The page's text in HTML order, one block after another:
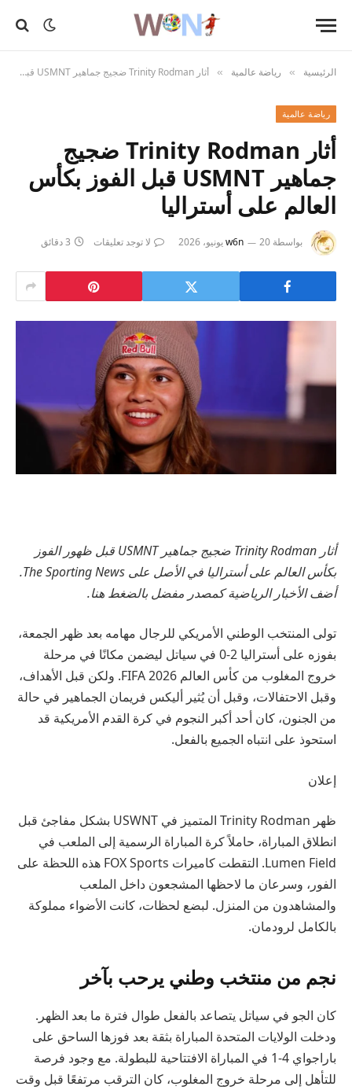
الرئيسية » رياضة عالمية » أثار Trinity Rodman ضجيج جماهير USMNT قبل الفوز بكأس العالم على أستراليا
رياضة عالمية
أثار Trinity Rodman ضجيج
جماهير USMNT قبل الفوز بكأس
العالم على أستراليا
بواسطة w6n 20 يونيو، 2026 لا توجد تعليقات 3 دقائق
أثار Trinity Rodman ضجيج جماهير USMNT قبل ظهور الفوز
بكأس العالم على أستراليا في الأصل على The Sporting News.
أضف الأخبار الرياضية كمصدر مفضل بالضغط هنا.
تولى المنتخب الوطني الأمريكي للرجال مهامه بعد ظهر الجمعة،
بفوزه على أستراليا 2-0 في سياتل ليضمن مكانًا في مرحلة
خروج المغلوب من كأس العالم 2026 FIFA. ولكن قبل الأهداف،
وقبل الاحتفالات، وقبل أن يُثير أليكس فريمان الجماهير في حالة
من الجنون، كان أحد أكبر النجوم في كرة القدم الأمريكية قد
استحوذ على انتباه الجميع بالفعل.
إعلان
ظهر Trinity Rodman المتميز في USWNT بشكل مفاجئ قبل
انطلاق المباراة، حاملاً كرة المباراة الرسمية إلى الملعب في
Lumen Field. التقطت كاميرات FOX Sports هذه اللحظة على
الفور، وسرعان ما لاحظها المشجعون داخل الملعب
والمشاهدون من المنزل. لبضع لحظات، كانت الأضواء مملوكة
بالكامل لرودمان.
نجم من منتخب وطني يرحب بآخر
كان الجو في سياتل يتصاعد بالفعل طوال فترة ما بعد الظهر.
ودخلت الولايات المتحدة المباراة بثقة بعد فوزها الساحق على
باراجواي 4-1 في المباراة الافتتاحية للبطولة. مع وجود فرصة
للتأهل إلى مرحلة خروج المغلوب، كان الترقب مرتفعًا قبل وقت